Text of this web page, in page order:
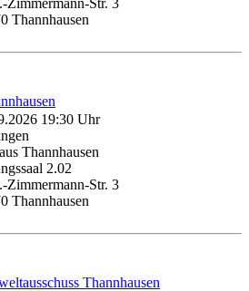
Zimmermann-Str. 3
Thannhausen
19:30 Uhr
Thannhausen
2.02
Zimmermann-Str. 3
Thannhausen
Thannhausen